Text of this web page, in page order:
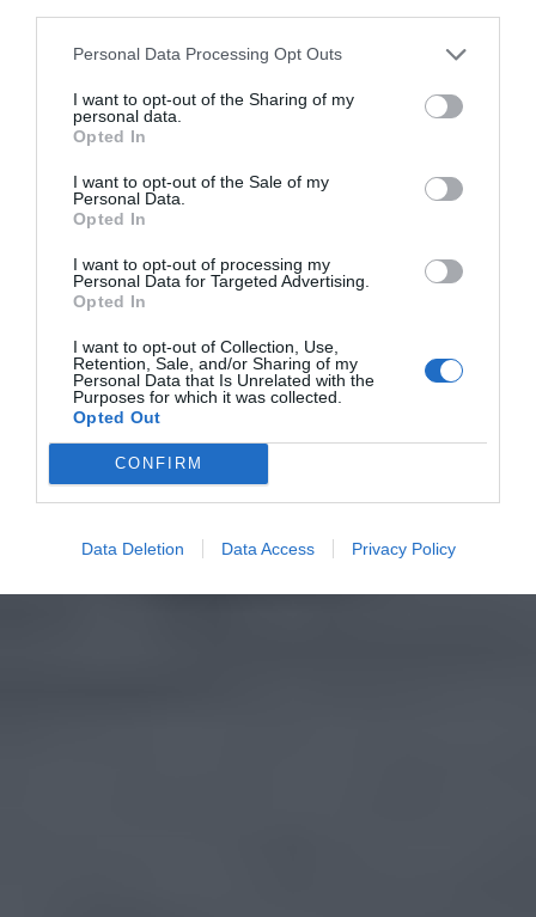
Personal Data Processing Opt Outs
I want to opt-out of the Sharing of my
personal data.
Opted In
I want to opt-out of the Sale of my
Personal Data.
Opted In
I want to opt-out of processing my
Personal Data for Targeted Advertising.
Opted In
I want to opt-out of Collection, Use,
Retention, Sale, and/or Sharing of my
Personal Data that Is Unrelated with the
Purposes for which it was collected.
Opted Out
CONFIRM
Data Deletion Data Access Privacy Policy